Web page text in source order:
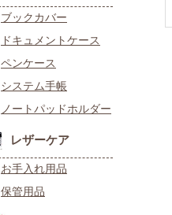
ブックカバー
ドキュメントケース
ペンケース
システム手帳
ノートパッドホルダー
レザーケア
お手入れ用品
保管用品